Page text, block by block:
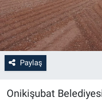
Paylaş
Onikişubat
KÜLTÜR-SANAT
ÇEVRE